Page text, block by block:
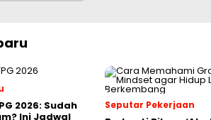
2026: Sudah
Ini Jadwal
Seputar Pekerjaan